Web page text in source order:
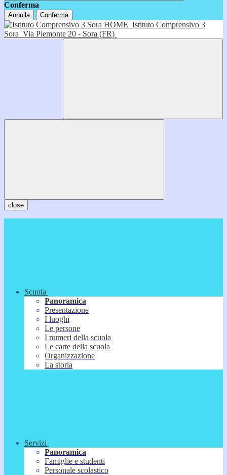
Conferma
Annulla Conferma
HOME Istituto Comprensivo 3
Sora Via Piemonte 20 - Sora (FR)
close
Scuola
Panoramica
Presentazione
I luoghi
Le persone
I numeri della scuola
Le carte della scuola
Organizzazione
La storia
Servizi
Panoramica
Famiglie e studenti
Personale scolastico